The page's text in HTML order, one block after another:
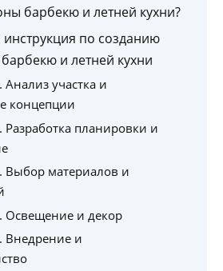
барбекю и летней кухни?
по созданию
и летней кухни
Анализ участка и
концепции
Разработка планировки и
Выбор материалов и
Освещение и декор
Внедрение и